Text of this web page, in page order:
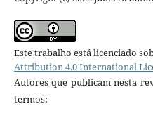
Este trabalho está licenciado
Attribution 4.0 International
Autores que publicam nesta
termos: